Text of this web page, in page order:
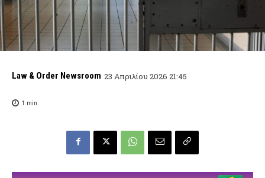
Law & Order Newsroom 23 Απριλίου 2026 21:45
1 min.